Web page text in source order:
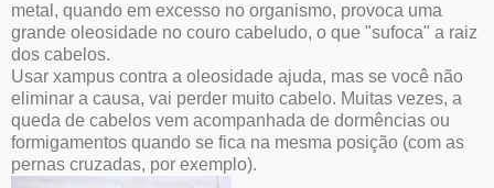
metal, quando em excesso no organismo, provoca uma
grande oleosidade no couro cabeludo, o que "sufoca" a raiz
dos cabelos.
Usar xampus contra a oleosidade ajuda, mas se você não
eliminar a causa, vai perder muito cabelo. Muitas vezes, a
queda de cabelos vem acompanhada de dormências ou
formigamentos quando se fica na mesma posição (com as
pernas cruzadas, por exemplo).